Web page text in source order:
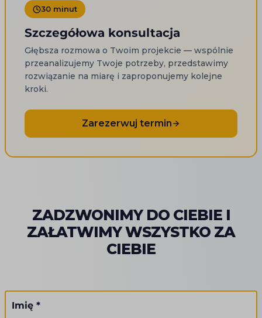
30 minut
Szczegółowa konsultacja
Głębsza rozmowa o Twoim projekcie — wspólnie
przeanalizujemy Twoje potrzeby, przedstawimy
rozwiązanie na miarę i zaproponujemy kolejne
kroki.
Zarezerwuj termin
ZADZWONIMY DO CIEBIE I
ZAŁATWIMY WSZYSTKO ZA
CIEBIE
Imię *